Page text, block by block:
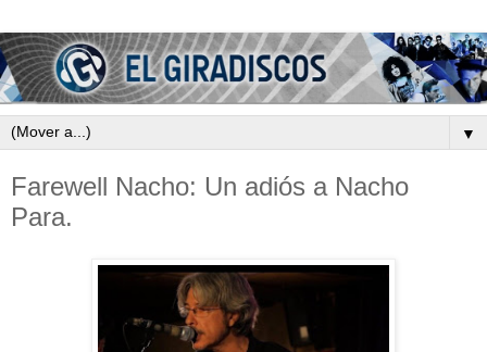
▼
Farewell Nacho: Un adiós a Nacho
Para.